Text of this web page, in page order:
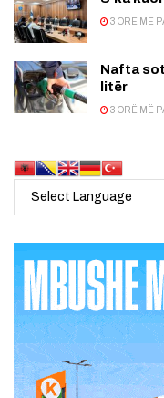
3 ORË MË
Nafta
litër
3 ORË MË